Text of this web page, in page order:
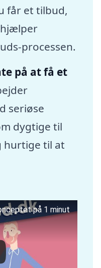
får et tilbud,
hjælper
processen.
på at få et
seriøse
dygtige til
hurtige til at
på 1 minut